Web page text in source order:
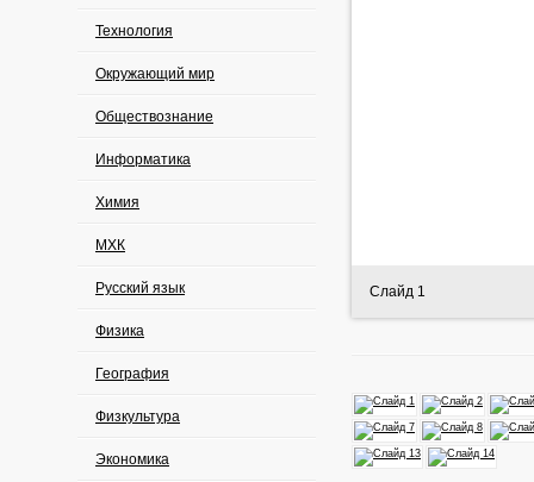
Технология
Окружающий мир
Обществознание
Информатика
Химия
МХК
Русский язык
Физика
География
Физкультура
Экономика
Слайд 1